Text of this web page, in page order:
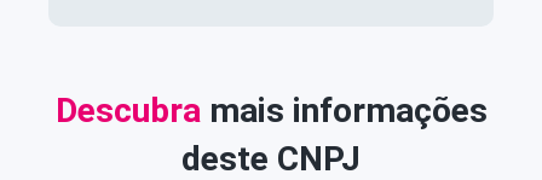
Descubramais informações
deste CNPJ